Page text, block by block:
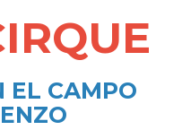
EL CAMPO